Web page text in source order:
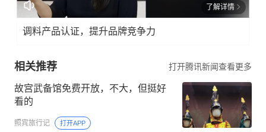
了解详情
调料产品认证，提升品牌竞争力
相关推荐 打开腾讯新闻查看更多
故宫武备馆免费开放，不大，但挺好
看的
照宾旅行记 打开APP